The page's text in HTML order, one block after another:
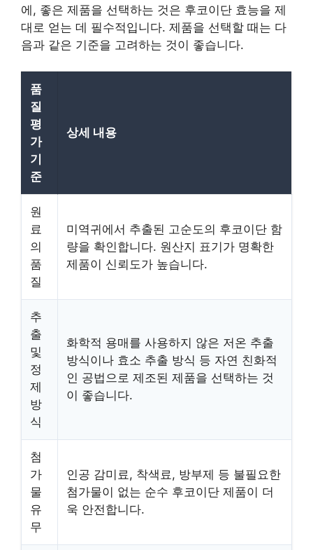
에, 좋은 제품을 선택하는 것은 후코이단 효능을 제
대로 얻는 데 필수적입니다. 제품을 선택할 때는 다
음과 같은 기준을 고려하는 것이 좋습니다.
품
질
평
가
기
준
상세 내용
원
료
의
품
질
미역귀에서 추출된 고순도의 후코이단 함
량을 확인합니다. 원산지 표기가 명확한
제품이 신뢰도가 높습니다.
추
출
및
정
제
방
식
화학적 용매를 사용하지 않은 저온 추출
방식이나 효소 추출 방식 등 자연 친화적
인 공법으로 제조된 제품을 선택하는 것
이 좋습니다.
첨
가
물
유
무
인공 감미료, 착색료, 방부제 등 불필요한
첨가물이 없는 순수 후코이단 제품이 더
욱 안전합니다.